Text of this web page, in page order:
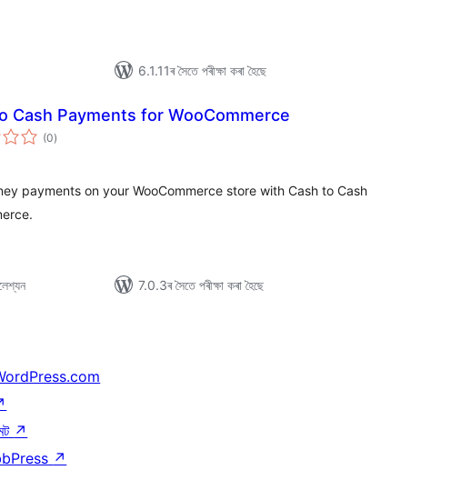
6.1.11ৰ সৈতে পৰীক্ষা কৰা হৈছে
Cash Payments for WooCommerce
(0টা
মুঠ)
payments on your WooCommerce store with Cash to Cash
7.0.3ৰ সৈতে পৰীক্ষা কৰা হৈছে
↗
↗